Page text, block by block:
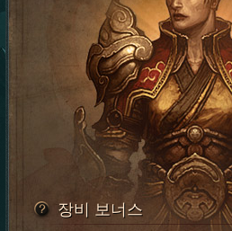
장비 보너스